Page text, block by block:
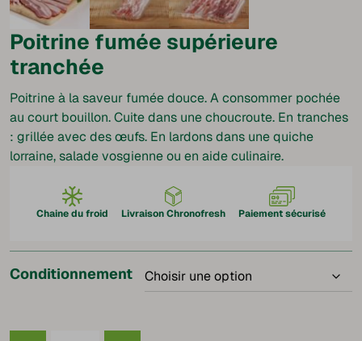
Poitrine fumée supérieure
tranchée
Poitrine à la saveur fumée douce. A consommer pochée
au court bouillon. Cuite dans une choucroute. En tranches
: grillée avec des œufs. En lardons dans une quiche
lorraine, salade vosgienne ou en aide culinaire.
Chaine du froid Livraison Chronofresh Paiement sécurisé
Conditionnement